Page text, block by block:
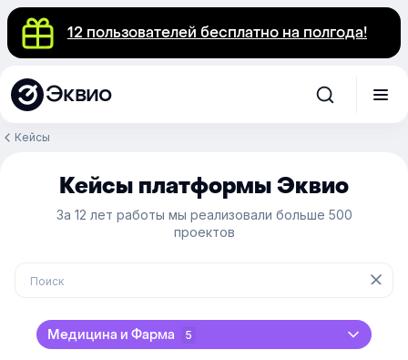
12 пользователей бесплатно на полгода!
Эквио
Кейсы
Кейсы платформы Эквио
За 12 лет работы мы реализовали больше 500
проектов
Медицина и Фарма 5